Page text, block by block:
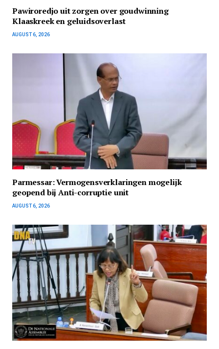
Pawiroredjo uit zorgen over goudwinning
Klaaskreek en geluidsoverlast
AUGUST 6, 2026
Parmessar: Vermogensverklaringen mogelijk
geopend bij Anti-corruptie unit
AUGUST 6, 2026